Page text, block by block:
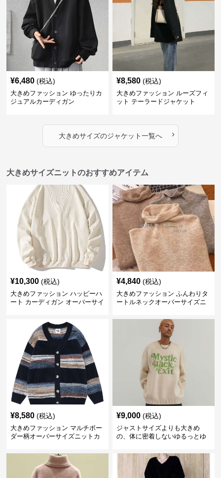
¥6,480 (税込)
大きめファッション ゆったりカ
ジュアルカーディガン
¥8,580 (税込)
大きめファッション ルーズフィ
ット テーラードジャケット
大きめサイズのジャケット一覧へ ›
大きめサイズニットのおすすめアイテム
¥10,300 (税込)
大きめファッション ハッピーハ
ート カーディガン オーバーサイ
¥4,840 (税込)
大きめファッション ふんわりタ
ートルネックオーバーサイズニ
¥8,580 (税込)
大きめファッション マルチボー
ダー柄オーバーサイズニットカ
¥9,000 (税込)
ジャストサイズよりも大きめ
の、体に密着しないゆるっとゆ
ビッグシルエットロゴニット